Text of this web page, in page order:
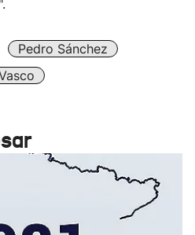
Pedro Sánchez